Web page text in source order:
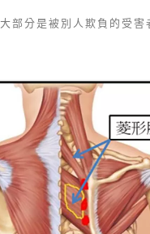
部分是被別人欺負的受害